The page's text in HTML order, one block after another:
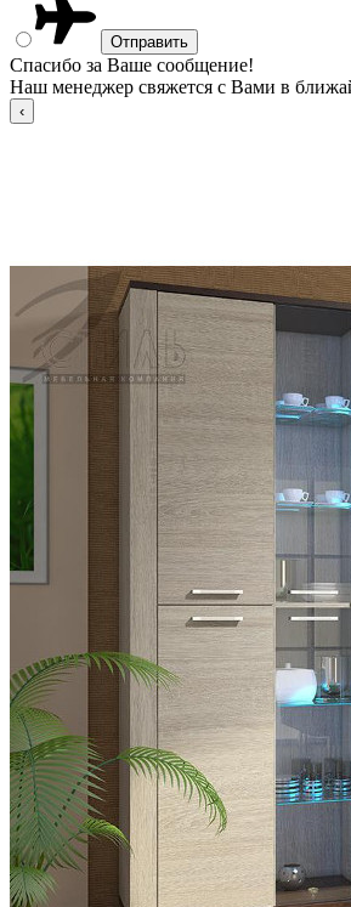
Спасибо за Ваше сообщение!
Наш менеджер свяжется с Вами в